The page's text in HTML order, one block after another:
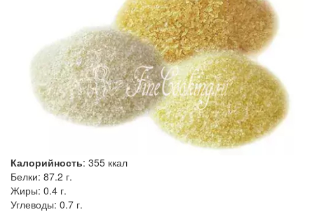
Калорийность: 355 ккал
Белки: 87.2 г.
Жиры: 0.4 г.
Углеводы: 0.7 г.